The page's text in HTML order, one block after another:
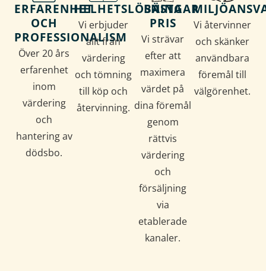
ERFARENHET
OCH
PROFESSIONALISM
Över 20 års
erfarenhet
inom
värdering
och
hantering av
dödsbo.
HELHETSLÖSNINGAR
Vi erbjuder
allt från
värdering
och tömning
till köp och
återvinning.
BÄSTA
PRIS
Vi strävar
efter att
maximera
värdet på
dina föremål
genom
rättvis
värdering
och
försäljning
via
etablerade
kanaler.
Vi återvinner
och skänker
användbara
föremål till
välgörenhet.